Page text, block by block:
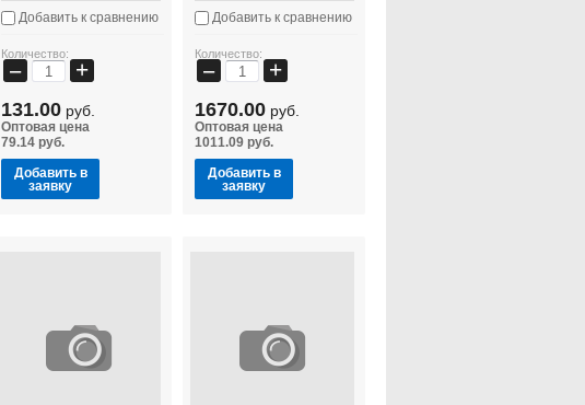
Добавить к сравнению
Количество:
− +
131.00 руб.
Оптовая цена
79.14 руб.
Добавить в
заявку
Добавить к сравнению
Количество:
− +
1670.00 руб.
Оптовая цена
1011.09 руб.
Добавить в
заявку